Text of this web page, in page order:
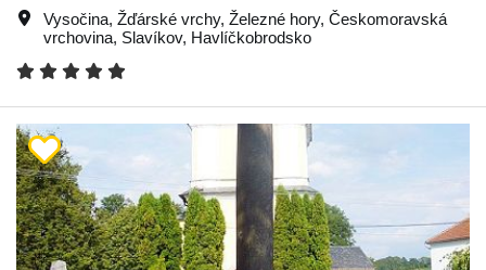
Vysočina, Žďárské vrchy, Železné hory, Českomoravská
vrchovina, Slavíkov, Havlíčkobrodsko